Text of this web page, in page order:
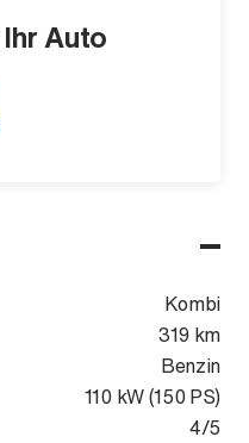
Kombi
319 km
Benzin
110 kW (150 PS)
4/5
Auto